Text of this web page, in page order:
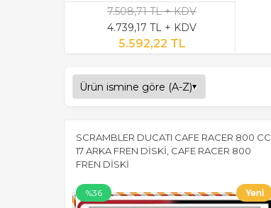
7.508,71 TL + KDV
4.739,17 TL + KDV
5.592,22 TL
SCRAMBLER DUCATI CAFE RACER 800 CC
17 ARKA FREN DİSKİ, CAFE RACER 800
FREN DİSKİ
%36